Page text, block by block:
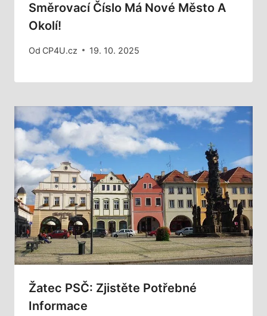
Směrovací Číslo Má Nové Město A
Okolí!
Od CP4U.cz 19. 10. 2025
Žatec PSČ: Zjistěte Potřebné
Informace